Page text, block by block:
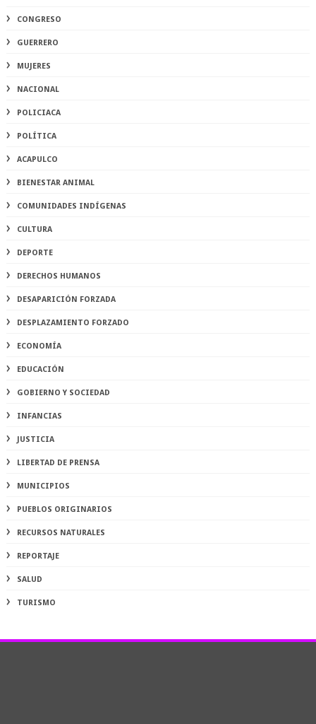
CONGRESO
GUERRERO
MUJERES
NACIONAL
POLICIACA
POLÍTICA
ACAPULCO
BIENESTAR ANIMAL
COMUNIDADES INDÍGENAS
CULTURA
DEPORTE
DERECHOS HUMANOS
DESAPARICIÓN FORZADA
DESPLAZAMIENTO FORZADO
ECONOMÍA
EDUCACIÓN
GOBIERNO Y SOCIEDAD
INFANCIAS
JUSTICIA
LIBERTAD DE PRENSA
MUNICIPIOS
PUEBLOS ORIGINARIOS
RECURSOS NATURALES
REPORTAJE
SALUD
TURISMO